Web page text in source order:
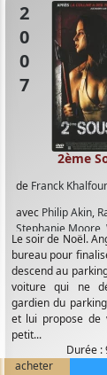
2007
de Franck
avec Philip Akin,
Stephanie Moore,
2ème
Le soir de Noël.
bureau pour
descend au
voiture qui ne
gardien du
et lui propose de
petit...
Durée :
acheter